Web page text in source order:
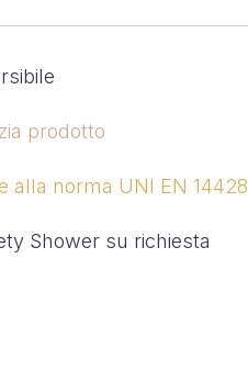
prodotto
alla norma UNI EN 14428
Shower su richiesta